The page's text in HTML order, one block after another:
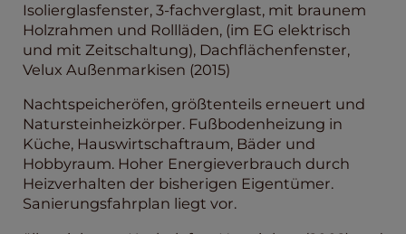
Isolierglasfenster, 3-fachverglast, mit braunem
Holzrahmen und Rollläden, (im EG elektrisch
und mit Zeitschaltung), Dachflächenfenster,
Velux Außenmarkisen (2015)
Nachtspeicheröfen, größtenteils erneuert und
Natursteinheizkörper. Fußbodenheizung in
Küche, Hauswirtschaftraum, Bäder und
Hobbyraum. Hoher Energieverbrauch durch
Heizverhalten der bisherigen Eigentümer.
Sanierungsfahrplan liegt vor.